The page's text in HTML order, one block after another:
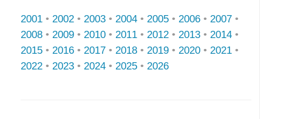
2001 • 2002 • 2003 • 2004 • 2005 • 2006 • 2007 •
2008 • 2009 • 2010 • 2011 • 2012 • 2013 • 2014 •
2015 • 2016 • 2017 • 2018 • 2019 • 2020 • 2021 •
2022 • 2023 • 2024 • 2025 • 2026